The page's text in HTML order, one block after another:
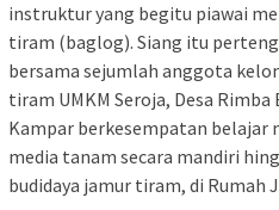
instruktur yang begitu piawai
tiram (baglog). Siang itu
bersama sejumlah anggota
tiram UMKM Seroja, Desa
Kampar berkesempatan belajar
media tanam secara mandiri
budidaya jamur tiram, di Rumah